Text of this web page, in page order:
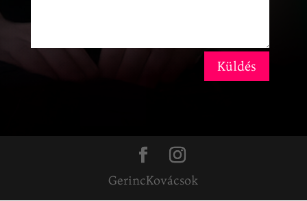
Küldés
GerincKovácsok